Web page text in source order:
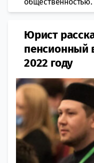
Юрист
пенсионный
2022 году